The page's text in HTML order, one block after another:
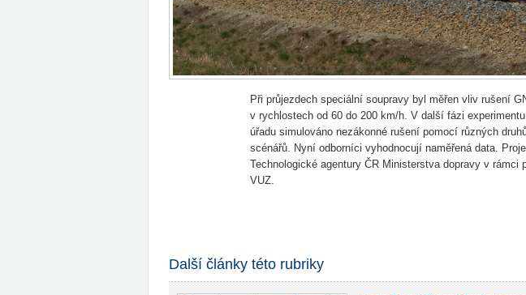
Při průjezdech speciální soupravy byl měřen vliv rušení
v rychlostech od 60 do 200 km/h. V další fázi
úřadu simulováno nezákonné rušení pomocí různých
scénářů. Nyní odborníci vyhodnocují naměřená data.
Technologické agentury ČR Ministerstva dopravy v rámci
VUZ.
Další články této rubriky